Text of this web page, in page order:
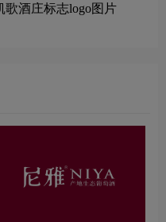
歌酒庄标志logo图片